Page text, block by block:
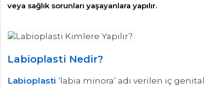
veya sağlık sorunları yaşayanlara yapılır.
Labioplasti Nedir?
Labioplasti ‘labia minora’ adı verilen iç genital